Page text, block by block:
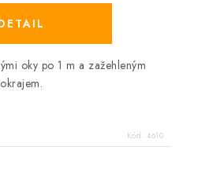
oky po 1 m a zažehleným
okrajem.
Kód: 4610